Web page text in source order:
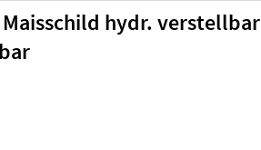
hydr. verstellbar